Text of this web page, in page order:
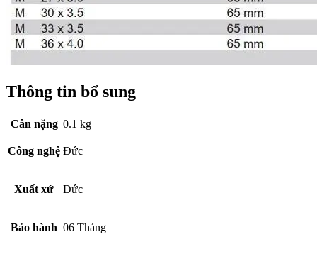
Thông tin bổ sung
Cân nặng 0.1 kg
Công nghệ Đức
Xuất xứ Đức
Bảo hành 06 Tháng